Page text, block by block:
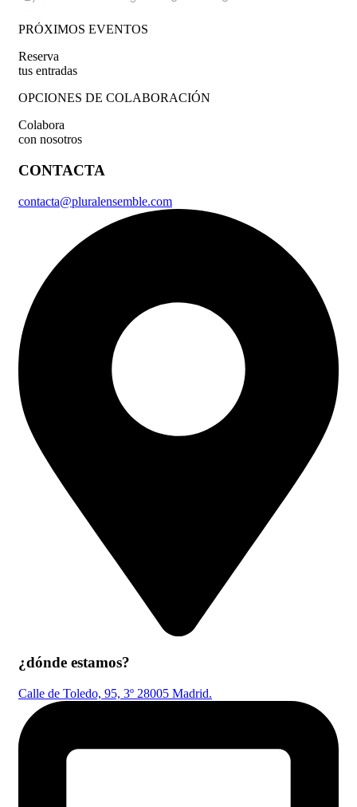
PRÓXIMOS EVENTOS
Reserva
tus entradas
OPCIONES DE COLABORACIÓN
Colabora
con nosotros
CONTACTA
contacta@pluralensemble.com
¿dónde estamos?
Calle de Toledo, 95, 3º 28005 Madrid.